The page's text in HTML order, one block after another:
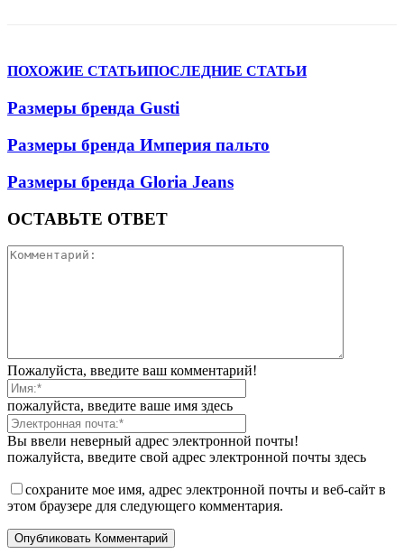
ПОХОЖИЕ СТАТЬИПОСЛЕДНИЕ СТАТЬИ
Размеры бренда Gusti
Размеры бренда Империя пальто
Размеры бренда Gloria Jeans
ОСТАВЬТЕ ОТВЕТ
Пожалуйста, введите ваш комментарий!
пожалуйста, введите ваше имя здесь
Вы ввели неверный адрес электронной почты!
пожалуйста, введите свой адрес электронной почты здесь
сохраните мое имя, адрес электронной почты и веб-сайт в
этом браузере для следующего комментария.